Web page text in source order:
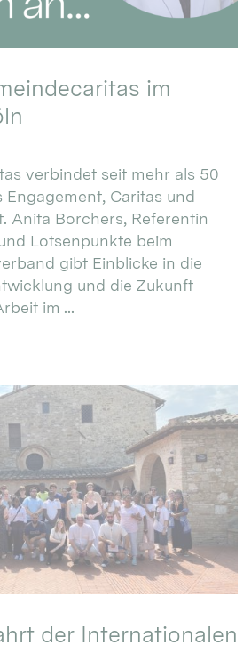
im
verbindet seit mehr als 50
Caritas und
Anita Borchers, Referentin
Lotsenpunkte beim
gibt Einblicke in die
und die Zukunft
im ...
der Internationalen